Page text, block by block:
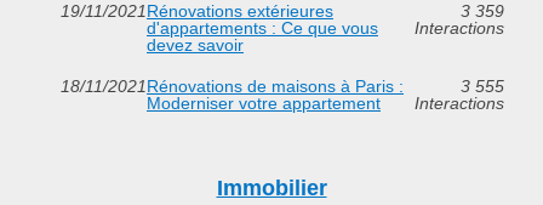
19/11/2021Rénovations extérieures
d'appartements : Ce que vous
devez savoir
3 359
Interactions
18/11/2021Rénovations de maisons à Paris :
Moderniser votre appartement
3 555
Interactions
Immobilier